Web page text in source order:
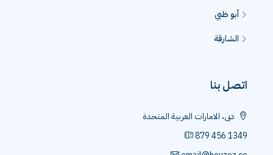
أبو ظبي
الشارقة
اتصل بنا
دبى، الامارات العربية المتحدة
879 456 1349